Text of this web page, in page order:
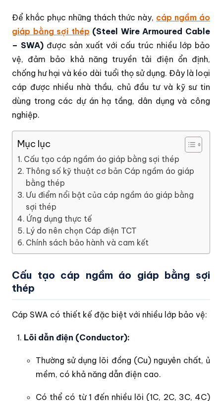
Để khắc phục những thách thức này, cáp ngầm áo
giáp bằng sợi thép (Steel Wire Armoured Cable
– SWA) được sản xuất với cấu trúc nhiều lớp bảo
vệ, đảm bảo khả năng truyền tải điện ổn định,
chống hư hại và kéo dài tuổi thọ sử dụng. Đây là loại
cáp được nhiều nhà thầu, chủ đầu tư và kỹ sư tin
dùng trong các dự án hạ tầng, dân dụng và công
nghiệp.
Mục lục
Cấu tạo cáp ngầm áo giáp bằng sợi thép
Thông số kỹ thuật cơ bản Cáp ngầm áo giáp
bằng thép
Ưu điểm nổi bật của cáp ngầm áo giáp bằng
sợi thép
Ứng dụng thực tế
Lý do nên chọn Cáp điện TCT
Chính sách bảo hành và cam kết
Cấu tạo cáp ngầm áo giáp bằng sợi
thép
Cáp SWA có thiết kế đặc biệt với nhiều lớp bảo vệ:
Lõi dẫn điện (Conductor):
Thường sử dụng lõi đồng (Cu) nguyên chất, ủ
mềm, có khả năng dẫn điện cao.
Có thể có từ 1 đến nhiều lõi (1C, 2C, 3C, 4C)